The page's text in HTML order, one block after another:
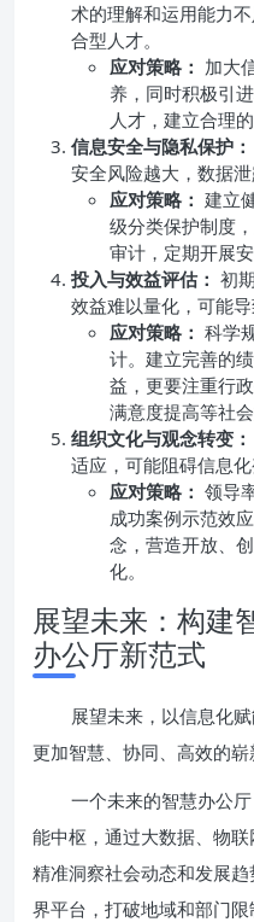
术的理解和运用能力
合型人才。
应对策略： 加大
养，同时积极引
人才，建立合理的
信息安全与隐私保护：
安全风险越大，数据
应对策略： 建立
级分类保护制度
审计，定期开展
投入与效益评估： 初
效益难以量化，可能导
应对策略： 科学
计。建立完善的
益，更要注重行
满意度提高等社会
组织文化与观念转变：
适应，可能阻碍信息化
应对策略： 领导
成功案例示范效
念，营造开放、
化。
展望未来：构建
办公厅新范式
展望未来，以信息化
更加智慧、协同、高效的崭
一个未来的智慧办公
能中枢，通过大数据、物
精准洞察社会动态和发展
界平台，打破地域和部门限